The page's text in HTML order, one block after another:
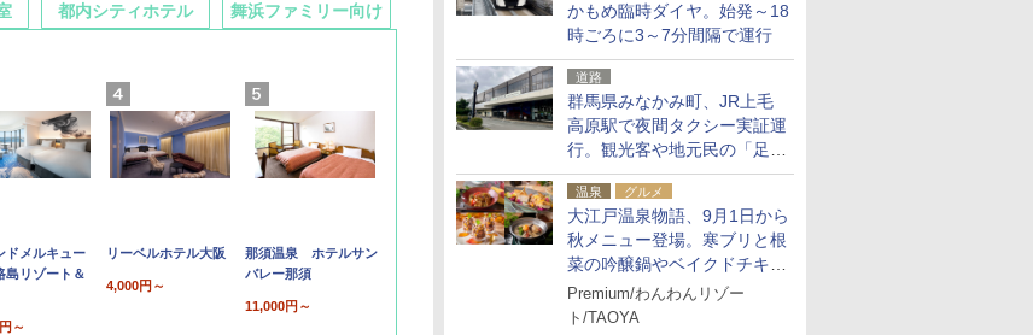
かもめ臨時ダイヤ。始発～18
時ごろに3～7分間隔で運行
道路
群馬県みなかみ町、JR上毛
高原駅で夜間タクシー実証運
行。観光客や地元民の「足が
ない」課題解消へ、木金土に
2台体制
温泉 グルメ
大江戸温泉物語、9月1日から
秋メニュー登場。寒ブリと根
菜の吟醸鍋やベイクドチキ
ン、ショコラ＆栗スイーツも
食べ放題に
Premium/わんわんリゾー
ト/TAOYA
ドメルキュー
島リゾート＆
～
リーベルホテル大阪
4,000円～
那須温泉 ホテルサン
バレー那須
11,000円～
都内シティホテル 舞浜ファミリー向け